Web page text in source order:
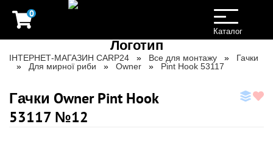
0
Toggle
navigation
Каталог
ІНТЕРНЕТ-МАГАЗИН CARP24 Все для монтажу
Гачки
Для мирної риби
Owner Pint Hook 53117
Гачки Owner Pint Hook
53117 №12